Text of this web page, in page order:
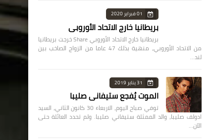
01 فبراير 2020
بريطانيا خارج الاتحاد الأوروبي
بريطانيا خارج الاتحاد الأوروبي Share خرجت بريطانيا
من الاتحاد الأوروبي، منهية بذلك 47 عاما من الزواج الصاخب بين
لند…
31 يناير 2019
الموت يُفجع ستيفاني صليبا
توفي صباح اليوم، الاربعاء 30 كانون الثاني، السيد
ادولف صليبا، والد الممثلة ستيفاني صليبا. ولم تحدد العائلة حتى
الآن…